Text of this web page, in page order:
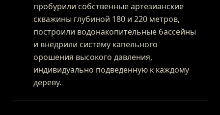
пробурили собственные артезианские
скважины глубиной 180 и 220 метров,
построили водонакопительные бассейны
и внедрили систему капельного
орошения высокого давления,
индивидуально подведенную к каждому
дереву.